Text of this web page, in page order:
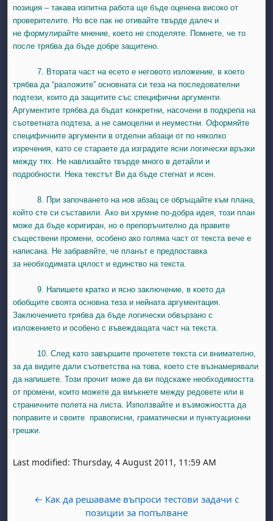
позиция – такава изпитна работа ще бъде оценена високо от
проверителите. Но все пак не отивайте твърде далеч и
не формулирайте мнение, което не споделяте. Помнете, че то
после трябва да бъде добре защитено.
7. Втората част на есето е неговото изложение, в което
трябва да “разложите” основната си теза на последователни
подтези, които да защитите със специфични аргументи.
Аргументите трябва да бъдат конкретни, насочени в подкрепа на
съответната подтеза, а не самоцелни и неуместни. Оформяйте
специфичните аргументи в отделни абзаци от по няколко
изречения, като се стараете да изградите ясни логически връзки
между тях. Не навлизайте твърде много в детайли и
подробности. Нека текстът Ви да бъде стегнат и ясен.
8. При започването на нов абзац се обръщайте към плана,
който сте си съставили. Ако ви хрумне по-добра идея, този план
може да бъде коригиран, но е препоръчително да правите
съществени промени, особено ако голяма част от текста вече е
написана. Не забравяйте, че планът е предпоставка
за необходимата цялост и единство на текста.
9. Напишете кратко и ясно заключение, в което да
обобщите своята основна теза и нейната аргументация.
Заключението трябва да бъде логически обвързано с
изложението и особено с въвеждащата част на текста.
10. След като завършите прочетете текста си внимателно,
за да видите дали съответства на това, което сте възнамерявали
да напишете. Този прочит може да ви подскаже необходимостта
от промени, които можете да вмъкнете между редовете или в
страничните полета на листа. Използвайте и възможността да
поправите и своите правописни, граматически и пунктуационни
грешки.
Last modified: Thursday, 4 August 2011, 11:59 AM
← Как да решаваме въпроси тестови задачи с
позиции за попълване